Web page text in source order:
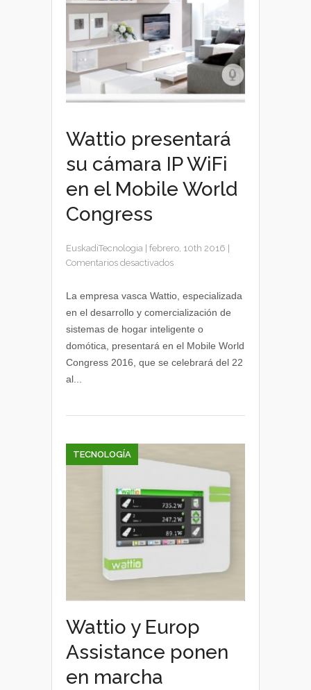
Wattio presentará
su cámara IP WiFi
en el Mobile World
Congress
EuskadiTecnologia febrero, 10th 2016
Comentarios desactivadosen
presentará
IP
WiFi
en
La empresa vasca Wattio, especializada
en el desarrollo y comercialización de
sistemas de hogar inteligente o
domótica, presentará en el Mobile World
Congress 2016, que se celebrará del 22
al...
TECNOLOGÍA
Wattio y Europ
Assistance ponen
en marcha